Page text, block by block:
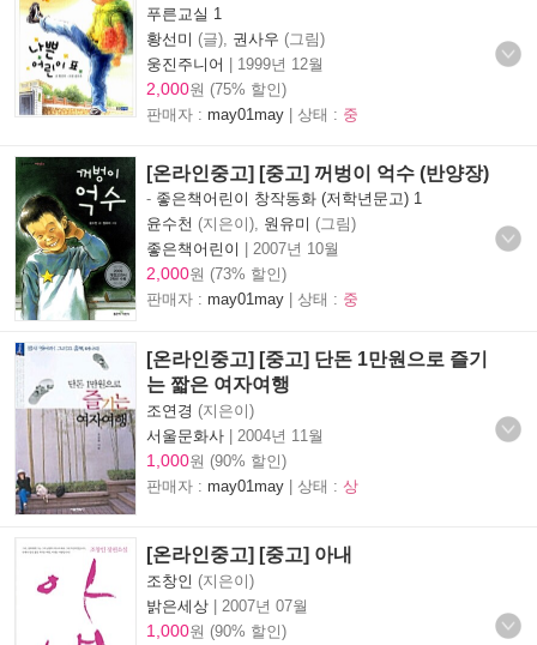
푸른교실 1
황선미 (글), 권사우 (그림)
웅진주니어 | 1999년 12월
2,000원 (75% 할인)
판매자 : may01may | 상태 : 중
[온라인중고] [중고] 꺼벙이 억수 (반양장)
- 좋은책어린이 창작동화 (저학년문고) 1
윤수천 (지은이), 원유미 (그림)
좋은책어린이 | 2007년 10월
2,000원 (73% 할인)
판매자 : may01may | 상태 : 중
[온라인중고] [중고] 단돈 1만원으로 즐기
는 짧은 여자여행
조연경 (지은이)
서울문화사 | 2004년 11월
1,000원 (90% 할인)
판매자 : may01may | 상태 : 상
[온라인중고] [중고] 아내
조창인 (지은이)
밝은세상 | 2007년 07월
1,000원 (90% 할인)